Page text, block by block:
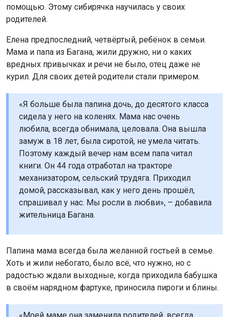
помощью. Этому сибирячка научилась у своих
родителей.
Елена предпоследний, четвёртый, ребёнок в семьи.
Мама и папа из Багана, жили дружно, ни о каких
вредных привычках и речи не было, отец даже не
курил. Для своих детей родители стали примером.
«Я больше была папина дочь, до десятого класса
сидела у него на коленях. Мама нас очень
любила, всегда обнимала, целовала. Она вышла
замуж в 18 лет, была сиротой, не умела читать.
Поэтому каждый вечер нам всем папа читал
книги. Он 44 года отработал на тракторе
механизатором, сельский трудяга. Приходил
домой, рассказывал, как у него день прошёл,
спрашивал у нас. Мы росли в любви», – добавила
жительница Багана.
Папина мама всегда была желанной гостьей в семье.
Хоть и жили небогато, было всё, что нужно, но с
радостью ждали выходные, когда приходила бабушка
в своём нарядном фартуке, приносила пироги и блины.